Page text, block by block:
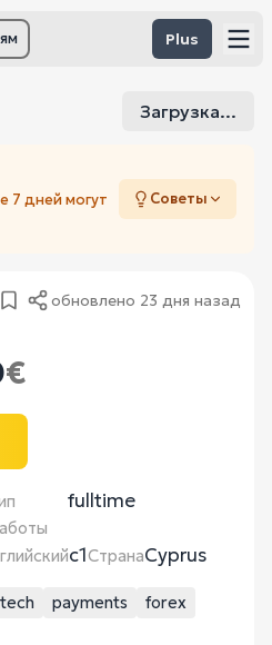
Plus
Загрузка...
7 дней могут
Советы
обновлено 23 дня назад
€
fulltime
c1СтранаCyprus
payments
forex